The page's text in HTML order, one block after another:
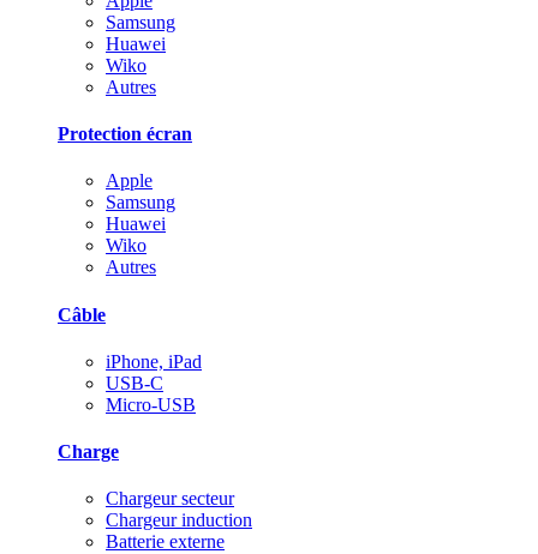
Samsung
Huawei
Wiko
Autres
Protection écran
Apple
Samsung
Huawei
Wiko
Autres
Câble
iPhone, iPad
USB-C
Micro-USB
Charge
Chargeur secteur
Chargeur induction
Batterie externe